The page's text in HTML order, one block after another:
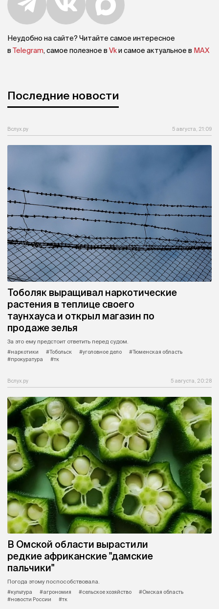
Неудобно на сайте? Читайте самое интересное
в Telegram, самое полезное в Vkи самое актуальное в MAX
Последние новости
Вслух.ру 5 августа, 21:09
Тоболяк выращивал наркотические
растения в теплице своего
таунхауса и открыл магазин по
продаже зелья
За это ему предстоит ответить перед судом.
#наркотики
#Тобольск #уголовное дело
#Тюменская область
#прокуратура
#тк
Вслух.ру 5 августа, 20:28
В Омской области вырастили
редкие африканские "дамские
пальчики"
Погода этому поспособствовала.
#культура
#агрономия #сельское хозяйство
#Омская область
#новости России
#тк